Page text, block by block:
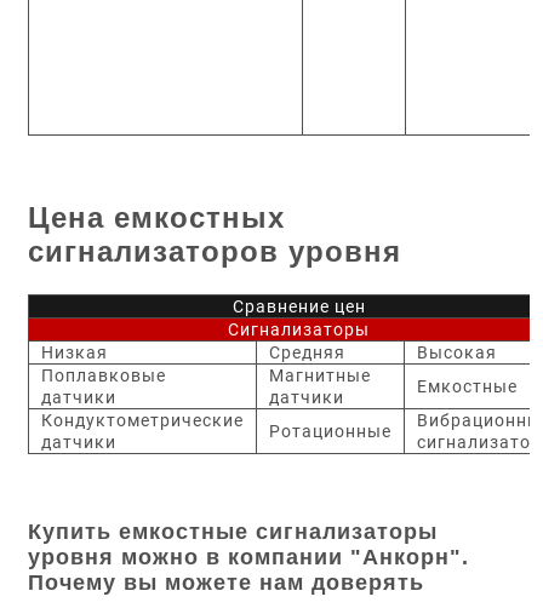
Цена емкостных
сигнализаторов уровня
Сравнение цен
Сигнализаторы
Низкая
Средняя
Высокая
Поплавковые
датчики
Магнитные
датчики
Емкостные
Кондуктометрические
датчики
Ротационные
Купить емкостные сигнализаторы
уровня можно в компании "Анкорн".
Почему вы можете нам доверять